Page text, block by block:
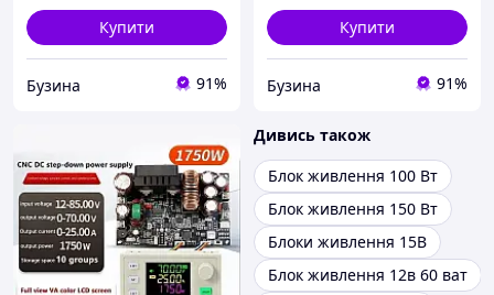
Купити
Бузина 91%
Купити
Бузина 91%
Дивись також
Блок живлення 100 Вт
Блок живлення 150 Вт
Блоки живлення 15В
Блок живлення 12в 60 ват